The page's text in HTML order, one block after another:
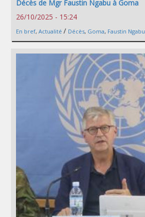
Décès de Mgr Faustin Ngabu à Goma
26/10/2025 - 15:24
En bref, Actualité / Décès, Goma, Faustin Ngabu